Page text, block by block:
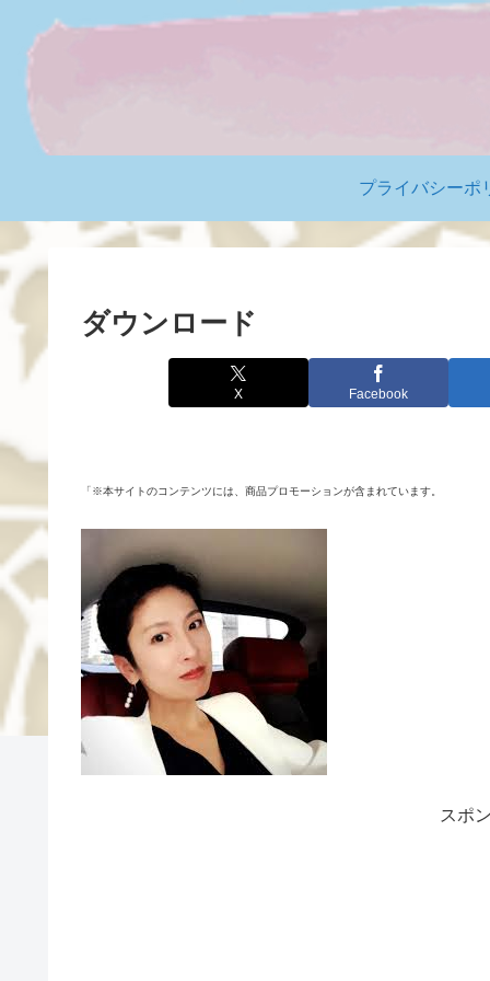
プライバシーポ
ダウンロード
X Facebook
「※本サイトのコンテンツには、商品プロモーションが含まれています。
スポ